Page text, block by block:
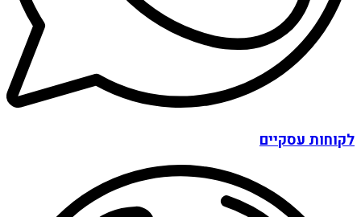
לקוחות עסקיים